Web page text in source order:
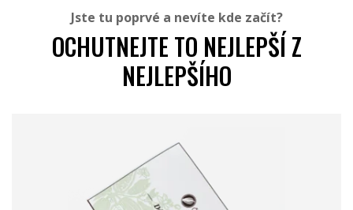
Jste tu poprvé a nevíte kde začít?
OCHUTNEJTE TO NEJLEPŠÍ Z
NEJLEPŠÍHO